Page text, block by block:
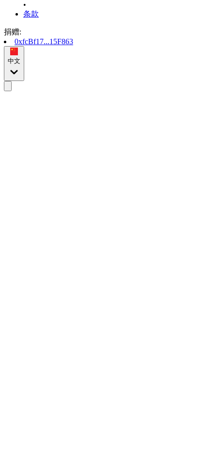
•
条款
捐赠:
0xfcBf17...15F863
中文